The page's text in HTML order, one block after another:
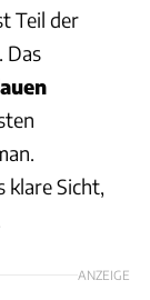
Teil der
. Das
klare Sicht,
ANZEIGE